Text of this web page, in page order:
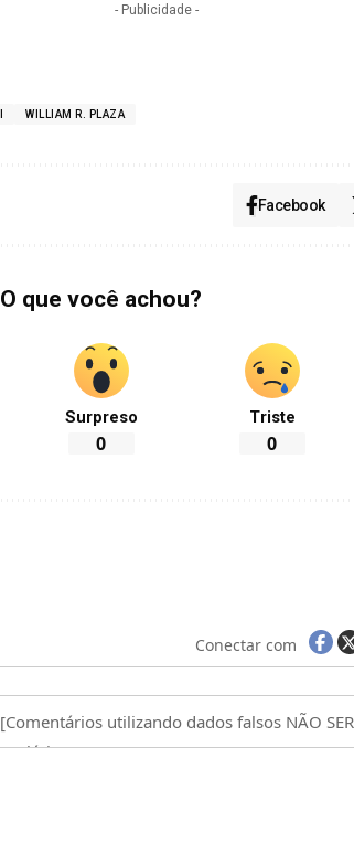
- Publicidade -
WILLIAM R. PLAZA
Facebook
O que você achou?
Surpreso
0
Triste
0
Conectar com